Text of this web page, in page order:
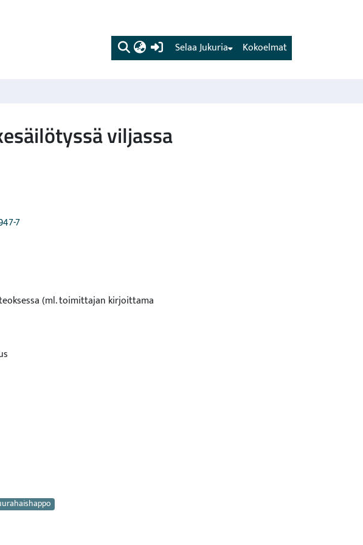
(current) Kokoelmat
Selaa Jukuria
viljassa
7
(ml. toimittajan kirjoittama